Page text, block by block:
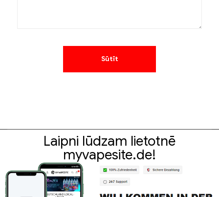
Laipni lūdzam lietotnē
myvapesite.de!